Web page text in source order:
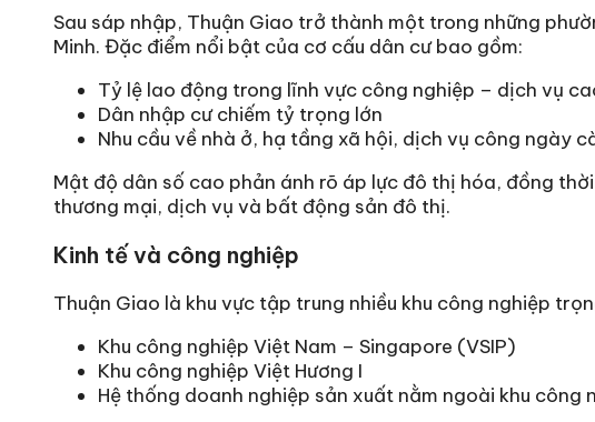
Sau sáp nhập, Thuận Giao trở thành một trong những
Minh. Đặc điểm nổi bật của cơ cấu dân cư bao gồm:
Tỷ lệ lao động trong lĩnh vực công nghiệp – dịch vụ
Dân nhập cư chiếm tỷ trọng lớn
Nhu cầu về nhà ở, hạ tầng xã hội, dịch vụ công ngày
Mật độ dân số cao phản ánh rõ áp lực đô thị hóa, đồng
thương mại, dịch vụ và bất động sản đô thị.
Kinh tế và công nghiệp
Thuận Giao là khu vực tập trung nhiều khu công nghiệp
Khu công nghiệp Việt Nam – Singapore (VSIP)
Khu công nghiệp Việt Hương I
Hệ thống doanh nghiệp sản xuất nằm ngoài khu công